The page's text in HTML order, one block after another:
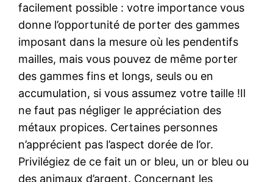
facilement possible : votre importance vous
donne l’opportunité de porter des gammes
imposant dans la mesure où les pendentifs
mailles, mais vous pouvez de même porter
des gammes fins et longs, seuls ou en
accumulation, si vous assumez votre taille !Il
ne faut pas négliger le appréciation des
métaux propices. Certaines personnes
n’apprécient pas l’aspect dorée de l’or.
Privilégiez de ce fait un or bleu, un or bleu ou
des animaux d’argent. Concernant les